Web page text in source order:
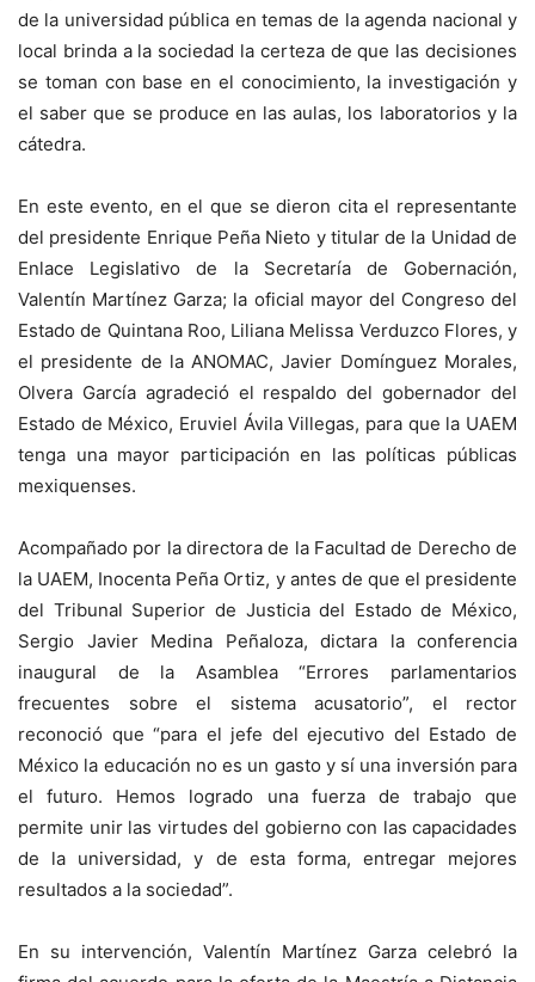
de la universidad pública en temas de la agenda nacional y
local brinda a la sociedad la certeza de que las decisiones
se toman con base en el conocimiento, la investigación y
el saber que se produce en las aulas, los laboratorios y la
cátedra.
En este evento, en el que se dieron cita el representante
del presidente Enrique Peña Nieto y titular de la Unidad de
Enlace Legislativo de la Secretaría de Gobernación,
Valentín Martínez Garza; la oficial mayor del Congreso del
Estado de Quintana Roo, Liliana Melissa Verduzco Flores, y
el presidente de la ANOMAC, Javier Domínguez Morales,
Olvera García agradeció el respaldo del gobernador del
Estado de México, Eruviel Ávila Villegas, para que la UAEM
tenga una mayor participación en las políticas públicas
mexiquenses.
Acompañado por la directora de la Facultad de Derecho de
la UAEM, Inocenta Peña Ortiz, y antes de que el presidente
del Tribunal Superior de Justicia del Estado de México,
Sergio Javier Medina Peñaloza, dictara la conferencia
inaugural de la Asamblea “Errores parlamentarios
frecuentes sobre el sistema acusatorio”, el rector
reconoció que “para el jefe del ejecutivo del Estado de
México la educación no es un gasto y sí una inversión para
el futuro. Hemos logrado una fuerza de trabajo que
permite unir las virtudes del gobierno con las capacidades
de la universidad, y de esta forma, entregar mejores
resultados a la sociedad”.
En su intervención, Valentín Martínez Garza celebró la